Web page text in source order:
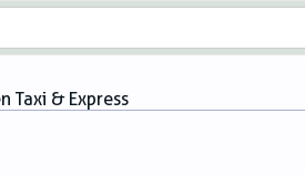
Taxi & Express